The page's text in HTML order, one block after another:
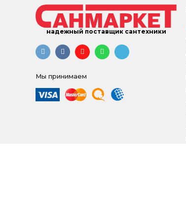
надежный поставщик сантехники
Мы принимаем